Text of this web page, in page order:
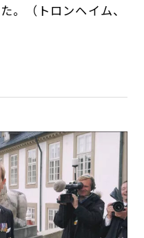
。（トロンヘイム、